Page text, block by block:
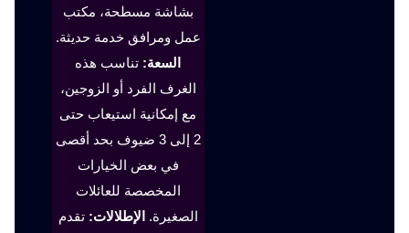
بشاشة مسطحة، مكتب
عمل ومرافق خدمة حديثة.
السعة: تناسب هذه
الغرف الفرد أو الزوجين،
مع إمكانية استيعاب حتى
2 إلى 3 ضيوف بحد أقصى
في بعض الخيارات
المخصصة للعائلات
الصغيرة. الإطلالات: تقدم